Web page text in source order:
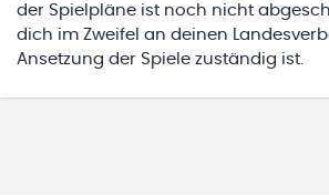
der Spielpläne ist noch nicht
dich im Zweifel an deinen
Ansetzung der Spiele zuständig ist.